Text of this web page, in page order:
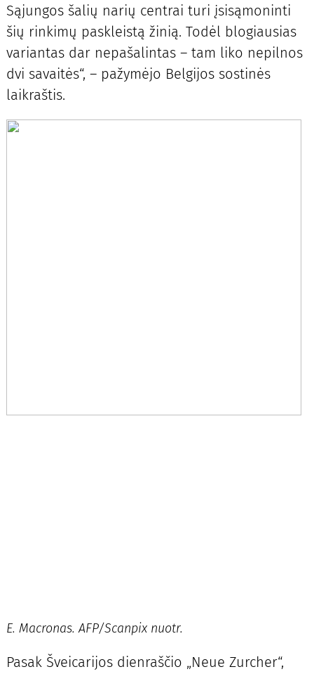
Sąjungos šalių narių centrai turi įsisąmoninti
šių rinkimų paskleistą žinią. Todėl blogiausias
variantas dar nepašalintas – tam liko nepilnos
dvi savaitės“, – pažymėjo Belgijos sostinės
laikraštis.
E. Macronas. AFP/Scanpix nuotr.
Pasak Šveicarijos dienraščio „Neue Zurcher“,